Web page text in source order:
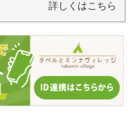
詳しくはこちら